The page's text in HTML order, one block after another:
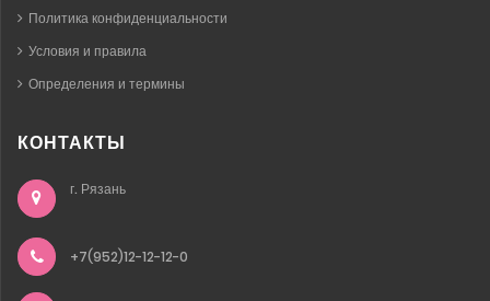
Политика конфиденциальности
Условия и правила
Определения и термины
КОНТАКТЫ
г. Рязань
+7(952)12-12-12-0